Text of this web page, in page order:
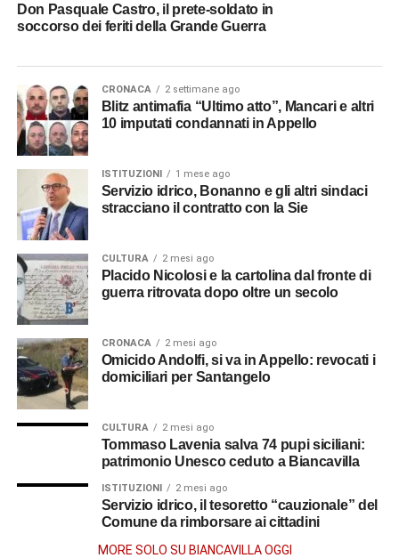
Don Pasquale Castro, il prete-soldato in
soccorso dei feriti della Grande Guerra
CRONACA 2 settimane ago
Blitz antimafia “Ultimo atto”, Mancari e altri
10 imputati condannati in Appello
ISTITUZIONI 1 mese ago
Servizio idrico, Bonanno e gli altri sindaci
stracciano il contratto con la Sie
CULTURA 2 mesi ago
Placido Nicolosi e la cartolina dal fronte di
guerra ritrovata dopo oltre un secolo
CRONACA 2 mesi ago
Omicido Andolfi, si va in Appello: revocati i
domiciliari per Santangelo
CULTURA 2 mesi ago
Tommaso Lavenia salva 74 pupi siciliani:
patrimonio Unesco ceduto a Biancavilla
ISTITUZIONI 2 mesi ago
Servizio idrico, il tesoretto “cauzionale” del
Comune da rimborsare ai cittadini
MORE SOLO SU BIANCAVILLA OGGI